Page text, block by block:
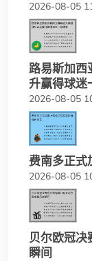
2026-08-05
路易斯加西
升赢得球迷
2026-08-05
费南多正式
2026-08-05
贝尔欧冠决
瞬间